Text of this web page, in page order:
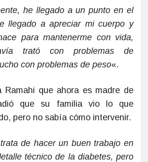
he llegado a un punto en el
llegado a apreciar mi cuerpo y
para mantenerme con vida,
trató con problemas de
con problemas de peso«.
Ramahi que ahora es madre de
que su familia vio lo que
pero no sabía cómo intervenir.
de hacer un buen trabajo en
técnico de la diabetes, pero